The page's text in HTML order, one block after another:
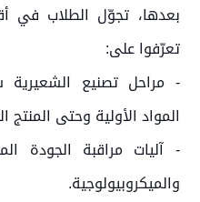
بعدها، تجوّل الطلاب في
تعرّفوا على:
- مراحل تصنيع الشعيرية
المواد الأولية وحتى المنتج
- آليات مراقبة الجودة
والميكروبيولوجية.